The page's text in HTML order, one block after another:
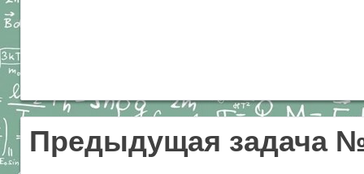
Предыдущая задача